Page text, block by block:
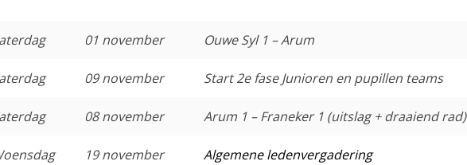
01 november Ouwe Syl 1 – Arum
09 november Start 2e fase Junioren en pupillen teams
08 november Arum 1 – Franeker 1 (uitslag + draaiend rad)
19 november Algemene ledenvergadering